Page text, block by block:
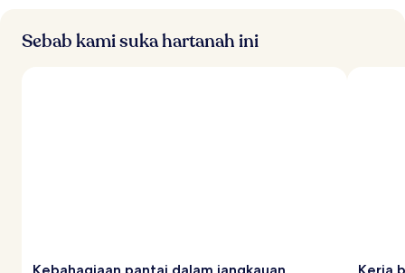
Sebab kami suka hartanah ini
Kebahagiaan pantai dalam jangkauan Kerja